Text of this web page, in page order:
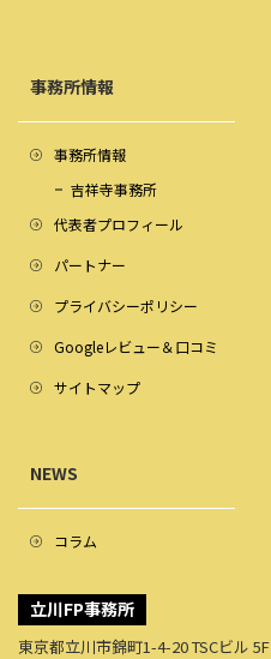
事務所情報
事務所情報
吉祥寺事務所
代表者プロフィール
パートナー
プライバシーポリシー
Googleレビュー＆口コミ
サイトマップ
NEWS
コラム
立川FP事務所
東京都立川市錦町1-4-20 TSCビル 5F